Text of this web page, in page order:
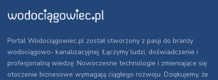
Portal Wodociągowiec.pl został stworzony z pasji do branży
wodociągowo- kanalizacyjnej. Łączymy ludzi, doświadczenie i
profesjonalną wiedzę. Nowoczesne technologie i zmieniające się
otoczenie biznesowe wymagają ciągłego rozwoju. Dziękujemy, że